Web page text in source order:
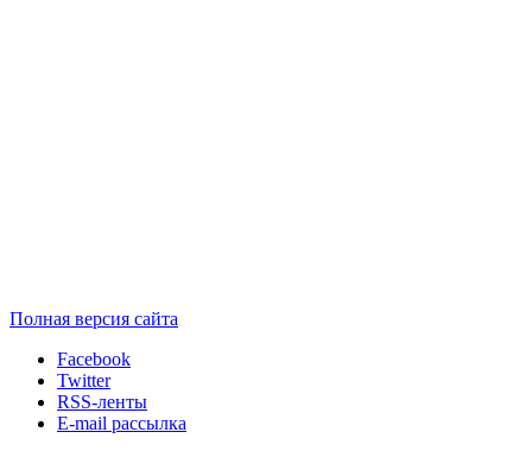
Полная версия сайта
Facebook
Twitter
RSS-ленты
E-mail рассылка